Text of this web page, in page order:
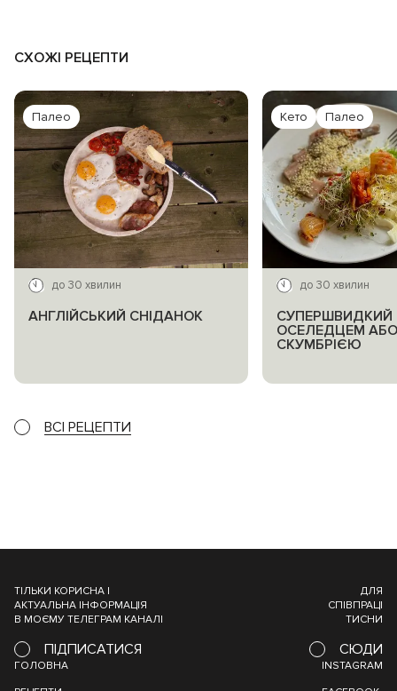
СХОЖІ РЕЦЕПТИ
Палео
до 30 хвилин
АНГЛІЙСЬКИЙ СНІДАНОК
Кето Палео
до 30 хвилин
СУПЕРШВИДКИЙ
ОСЕЛЕДЦЕМ АБО
СКУМБРІЄЮ
ВСІ РЕЦЕПТИ
ТІЛЬКИ КОРИСНА І
АКТУАЛЬНА ІНФОРМАЦІЯ
В МОЄМУ ТЕЛЕГРАМ КАНАЛІ
ПІДПИСАТИСЯ
ДЛЯ
СПІВПРАЦІ
ТИСНИ
СЮДИ
ГОЛОВНА
INSTAGRAM